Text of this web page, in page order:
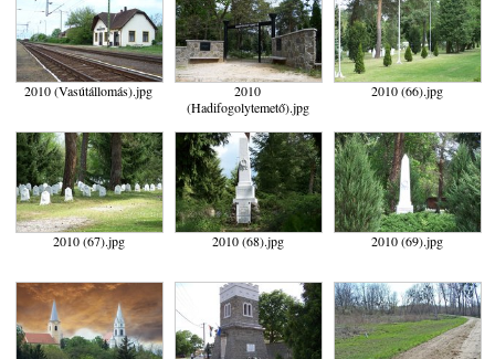
2010 (Vasútállomás).jpg
2010
(Hadifogolytemető).jpg
2010 (66).jpg
2010 (67).jpg 2010 (68).jpg 2010 (69).jpg